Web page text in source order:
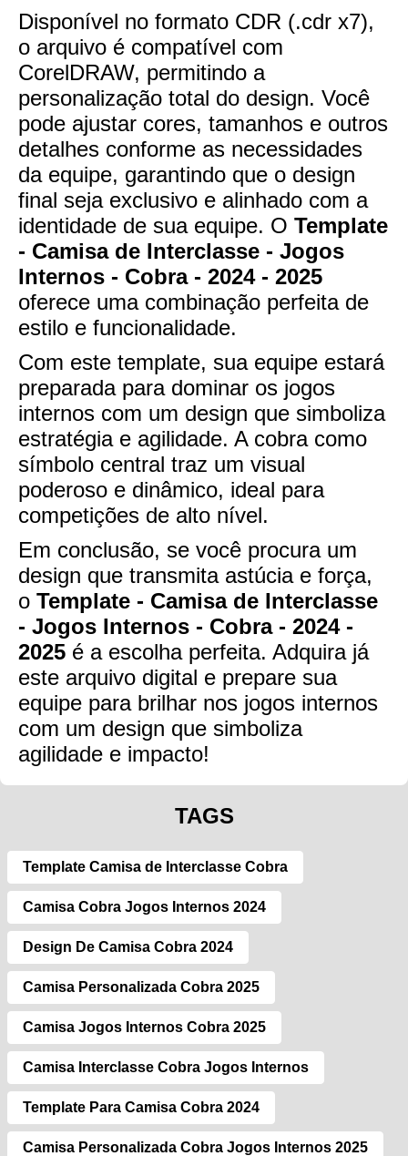
Disponível no formato CDR (.cdr x7),
o arquivo é compatível com
CorelDRAW, permitindo a
personalização total do design. Você
pode ajustar cores, tamanhos e outros
detalhes conforme as necessidades
da equipe, garantindo que o design
final seja exclusivo e alinhado com a
identidade de sua equipe. O Template
- Camisa de Interclasse - Jogos
Internos - Cobra - 2024 - 2025
oferece uma combinação perfeita de
estilo e funcionalidade.
Com este template, sua equipe estará
preparada para dominar os jogos
internos com um design que simboliza
estratégia e agilidade. A cobra como
símbolo central traz um visual
poderoso e dinâmico, ideal para
competições de alto nível.
Em conclusão, se você procura um
design que transmita astúcia e força,
o Template - Camisa de Interclasse
- Jogos Internos - Cobra - 2024 -
2025 é a escolha perfeita. Adquira já
este arquivo digital e prepare sua
equipe para brilhar nos jogos internos
com um design que simboliza
agilidade e impacto!
TAGS
Template Camisa de Interclasse Cobra
Camisa Cobra Jogos Internos 2024
Design De Camisa Cobra 2024
Camisa Personalizada Cobra 2025
Camisa Jogos Internos Cobra 2025
Camisa Interclasse Cobra Jogos Internos
Template Para Camisa Cobra 2024
Camisa Personalizada Cobra Jogos Internos 2025